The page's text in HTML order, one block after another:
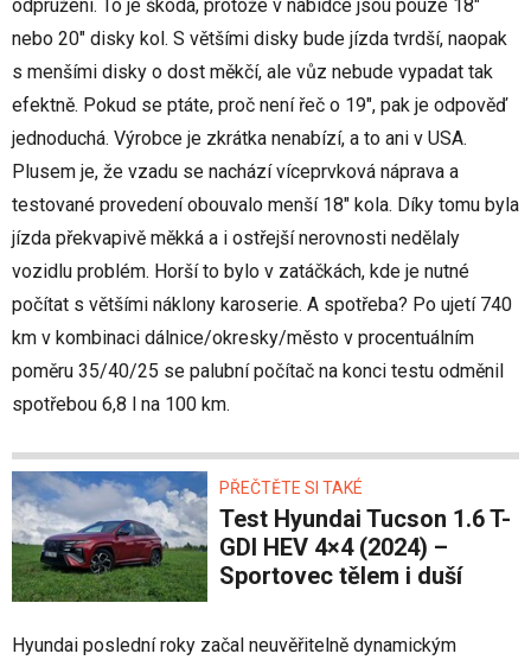
odpružení. To je škoda, protože v nabídce jsou pouze 18"
nebo 20" disky kol. S většími disky bude jízda tvrdší, naopak
s menšími disky o dost měkčí, ale vůz nebude vypadat tak
efektně. Pokud se ptáte, proč není řeč o 19", pak je odpověď
jednoduchá. Výrobce je zkrátka nenabízí, a to ani v USA.
Plusem je, že vzadu se nachází víceprvková náprava a
testované provedení obouvalo menší 18" kola. Díky tomu byla
jízda překvapivě měkká a i ostřejší nerovnosti nedělaly
vozidlu problém. Horší to bylo v zatáčkách, kde je nutné
počítat s většími náklony karoserie. A spotřeba? Po ujetí 740
km v kombinaci dálnice/okresky/město v procentuálním
poměru 35/40/25 se palubní počítač na konci testu odměnil
spotřebou 6,8 l na 100 km.
PŘEČTĚTE SI TAKÉ
Test Hyundai Tucson 1.6 T-
GDI HEV 4×4 (2024) –
Sportovec tělem i duší
Hyundai poslední roky začal neuvěřitelně dynamickým